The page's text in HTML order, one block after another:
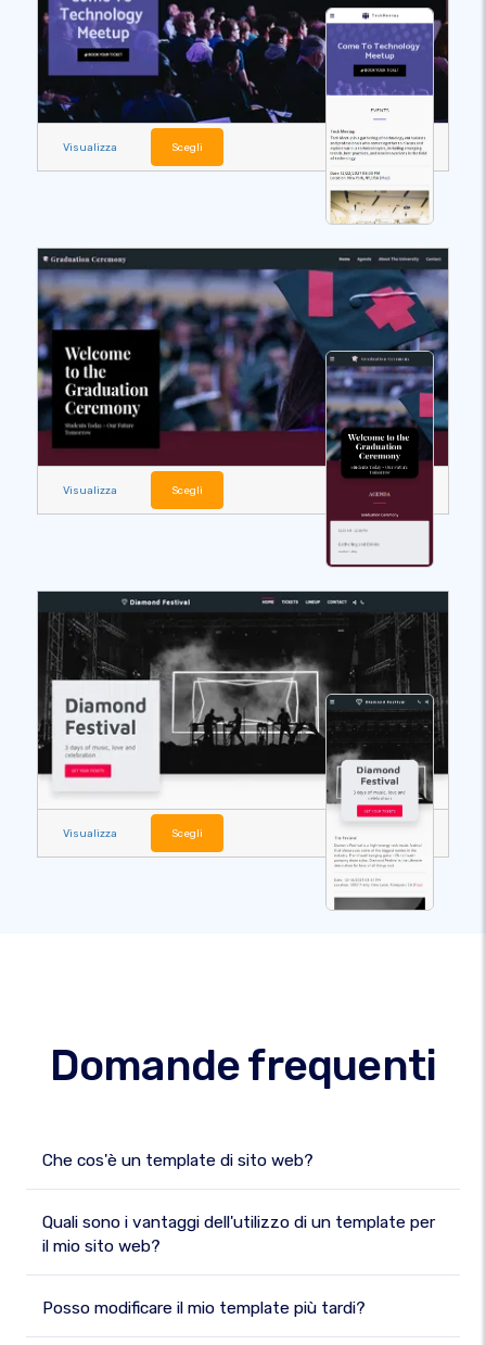
Visualizza Scegli
Visualizza Scegli
Visualizza Scegli
Domande frequenti
Che cos'è un template di sito web?
Quali sono i vantaggi dell'utilizzo di un template per
il mio sito web?
Posso modificare il mio template più tardi?